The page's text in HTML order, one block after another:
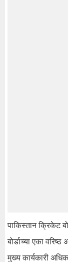
पाकिस्तान क्रिकेट
बोर्डाच्या एका
मुख्य कार्यकारी